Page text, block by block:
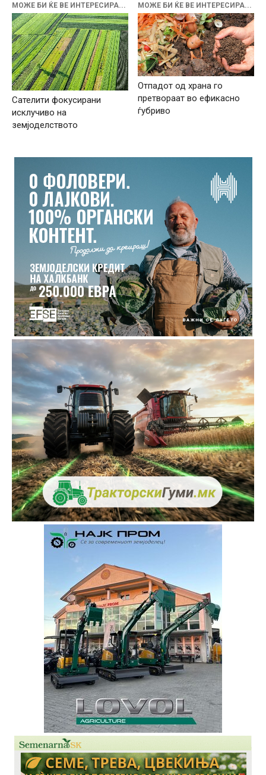
МОЖЕ БИ ЌЕ ВЕ ИНТЕРЕСИРА...
Сателити фокусирани
исклучиво на
земјоделството
МОЖЕ БИ ЌЕ ВЕ ИНТЕРЕСИРА...
Отпадот од храна го
претвораат во ефикасно
ѓубриво